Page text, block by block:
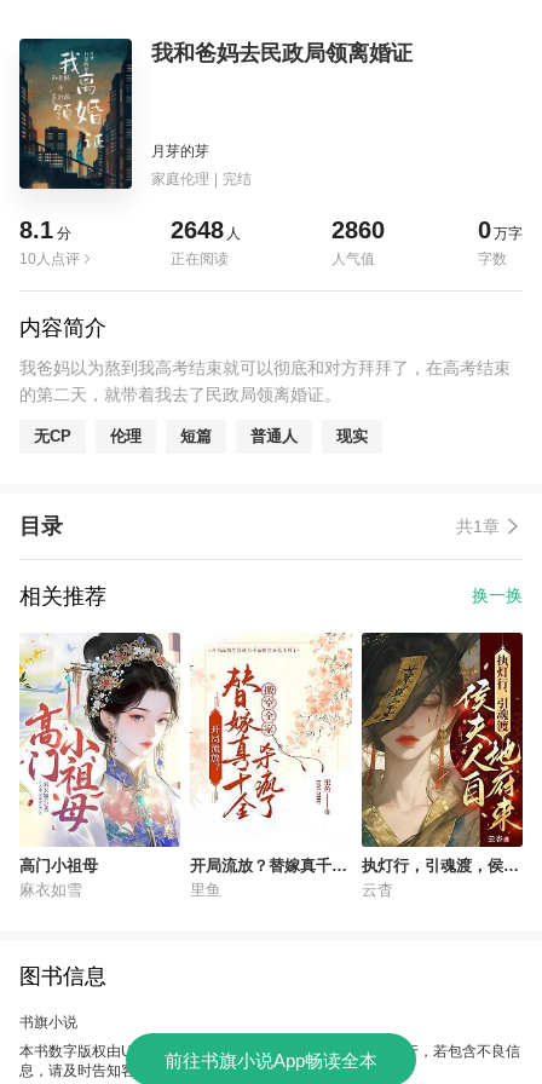
我和爸妈去民政局领离婚证
月芽的芽
家庭伦理 | 完结
8.1 分
10人点评
2648 人
正在阅读
2860
人气值
0万字
字数
内容简介
我爸妈以为熬到我高考结束就可以彻底和对方拜拜了，在高考结束
的第二天，就带着我去了民政局领离婚证。
无CP 伦理 短篇 普通人 现实
目录 共1章
相关推荐 换一换
高门小祖母
麻衣如雪
开局流放？替嫁真千金
搬空全家杀疯了
里鱼
执灯行，引魂渡，侯夫
人自地府来
云杳
图书信息
书旗小说
本书数字版权由UC故事会提供，授权本软件使用、制作、发行，若包含不良信
息，请及时告知客服。
前往书旗小说App畅读全本